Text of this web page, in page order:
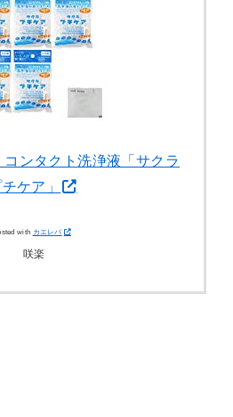
ンタクト洗浄液「サクラ
ケア」
with カエレバ
咲楽